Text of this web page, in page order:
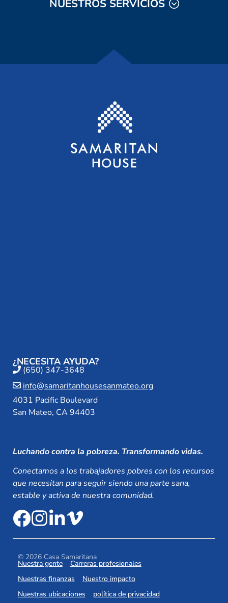
NUESTROS SERVICIOS
¿NECESITA AYUDA?
(650) 347-3648
info@samaritanhousesanmateo.org
4031 Pacific Boulevard
San Mateo, CA 94403
Luchando contra la pobreza. Transformando vidas.
Conectamos a los trabajadores pobres con los recursos
que necesitan para seguir siendo una parte sana,
estable y activa de nuestra comunidad.
© 2026 Casa Samaritana
Nuestra gente
Carreras profesionales
Nuestras finanzas
Nuestro impacto
Nuestras ubicaciones
política de privacidad